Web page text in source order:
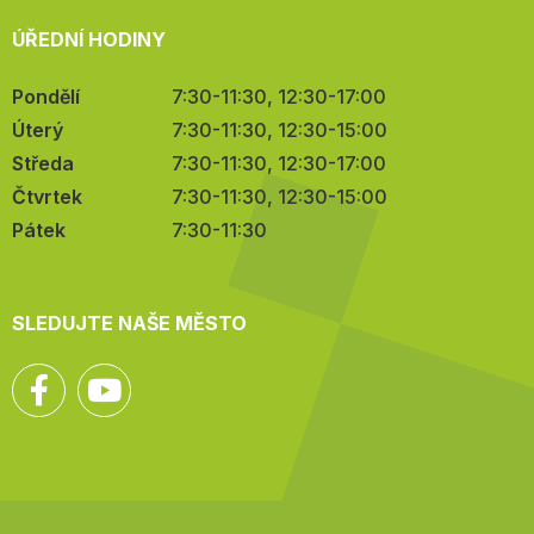
ÚŘEDNÍ HODINY
Pondělí
7:30-11:30, 12:30-17:00
Úterý
7:30-11:30, 12:30-15:00
Středa
7:30-11:30, 12:30-17:00
Čtvrtek
7:30-11:30, 12:30-15:00
Pátek
7:30-11:30
SLEDUJTE NAŠE MĚSTO
Facebook